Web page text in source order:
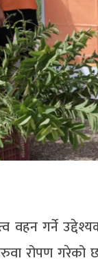
वहन गर्ने
रोपण गरेको